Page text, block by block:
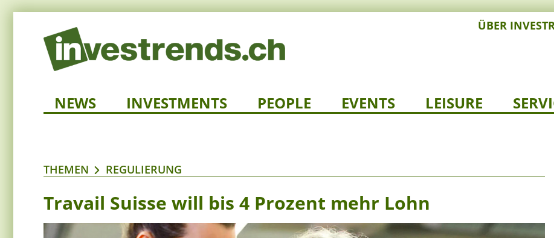
ÜBER
NEWS INVESTMENTS PEOPLE EVENTS LEISURE
THEMEN REGULIERUNG
Travail Suisse will bis 4 Prozent mehr Lohn